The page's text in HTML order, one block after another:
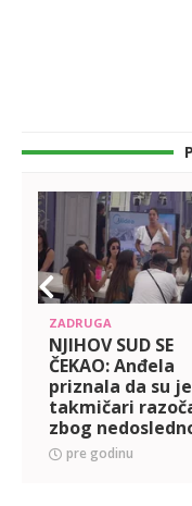
ZADRUGA
NJIHOV SUD SE
ČEKAO: Anđela
priznala da su
takmičari
zbog
(VIDEO)
pre godinu